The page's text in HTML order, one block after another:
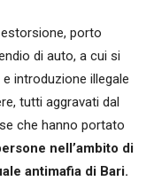
estorsione, porto
di auto, a cui si
introduzione illegale
tutti aggravati dal
che hanno portato
nell’ambito di
antimafia di Bari.